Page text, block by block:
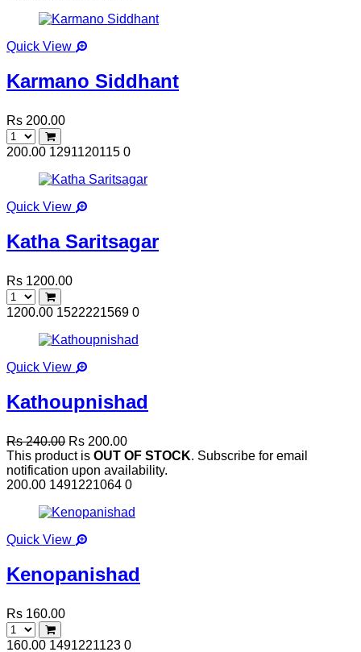
Quick View
Karmano Siddhant
Rs 200.00
200.00 1291120115 0
Quick View
Katha Saritsagar
Rs 1200.00
1200.00 1522221569 0
Quick View
Kathoupnishad
Rs 240.00 Rs 200.00
This product is OUT OF STOCK. Subscribe for email
notification upon availability.
200.00 1491221064 0
Quick View
Kenopanishad
Rs 160.00
160.00 1491221123 0